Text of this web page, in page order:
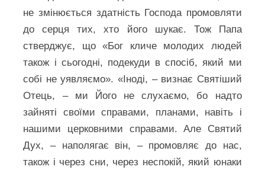
не змінюється здатність Господа промовляти
до серця тих, хто його шукає. Тож Папа
стверджує, що «Бог кличе молодих людей
також і сьогодні, подекуди в спосіб, який ми
собі не уявляємо». «Іноді, – визнає Святіший
Отець, – ми Його не слухаємо, бо надто
зайняті своїми справами, планами, навіть і
нашими церковними справами. Але Святий
Дух, – наполягає він, – промовляє до нас,
також і через сни, через неспокій, який юнаки